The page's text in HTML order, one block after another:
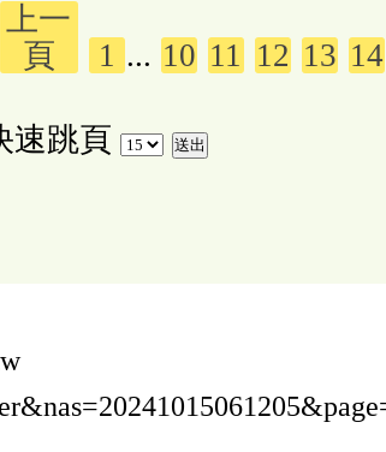
上一
頁
1 ... 10 11 12 13 14
速跳頁